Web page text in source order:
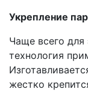
Укрепление
Чаще всего для
технология
жестко